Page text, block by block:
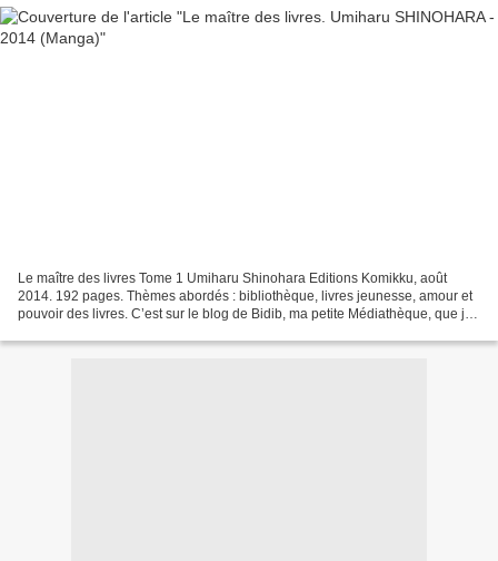
Le maître des livres Tome 1 Umiharu Shinohara Editions Komikku, août
2014. 192 pages. Thèmes abordés : bibliothèque, livres jeunesse, amour et
pouvoir des livres. C’est sur le blog de Bidib, ma petite Médiathèque, que j’ai